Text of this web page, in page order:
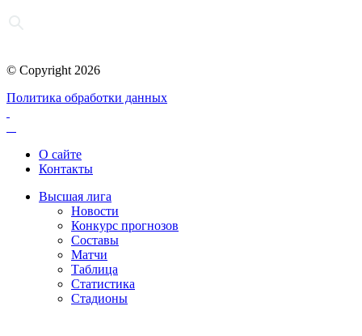
© Copyright 2026
Политика обработки данных
О сайте
Контакты
Высшая лига
Новости
Конкурс прогнозов
Составы
Матчи
Таблица
Статистика
Стадионы